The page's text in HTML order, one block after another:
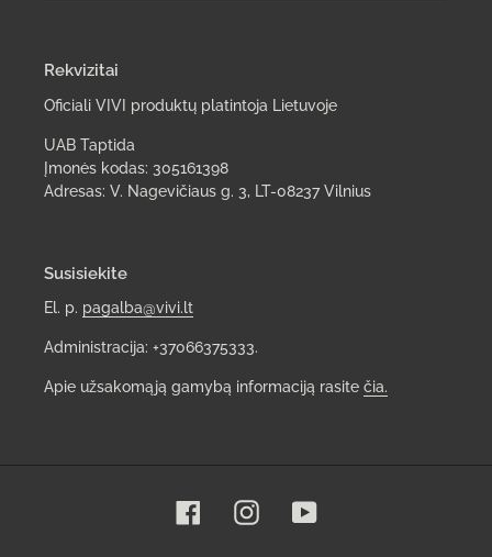
Rekvizitai
Oficiali VIVI produktų platintoja Lietuvoje
UAB Taptida
Įmonės kodas: 305161398
Adresas: V. Nagevičiaus g. 3, LT-08237 Vilnius
Susisiekite
El. p. pagalba@vivi.lt
Administracija: +37066375333.
Apie užsakomąją gamybą informaciją rasite čia.
FacebookInstagramYouTube